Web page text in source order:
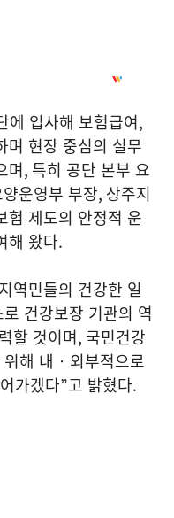
에 입사해 보험급여,
며 현장 중심의 실무
며, 특히 공단 본부 요
운영부 부장, 상주지
험 제도의 안정적 운
해 왔다.
역민들의 건강한 일
건강보장 기관의 역
할 것이며, 국민건강
위해 내‧외부적으로
가겠다”고 밝혔다.